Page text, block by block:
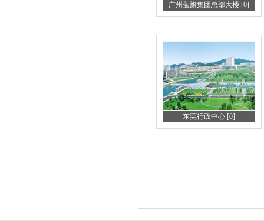
广州蓝旗集团总部大楼 [0]
东莞行政中心 [0]